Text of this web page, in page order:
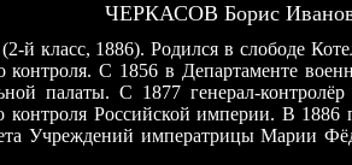
ЧЕРКАСОВ Борис
й класс, 1886). Родился в слободе
С 1856 в Департаменте
палаты. С 1877 генерал-
контроля Российской империи. В
Учреждений императрицы Марии